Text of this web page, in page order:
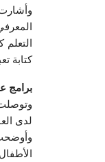
كتابة
برامج
لدى